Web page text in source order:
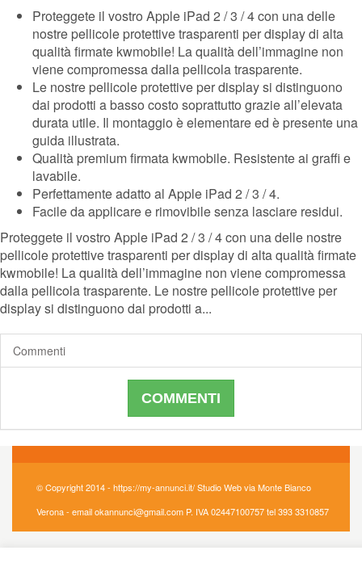
Proteggete il vostro Apple iPad 2 / 3 / 4 con una delle
nostre pellicole protettive trasparenti per display di alta
qualità firmate kwmobile! La qualità dell’immagine non
viene compromessa dalla pellicola trasparente.
Le nostre pellicole protettive per display si distinguono
dai prodotti a basso costo soprattutto grazie all’elevata
durata utile. Il montaggio è elementare ed è presente una
guida illustrata.
Qualità premium firmata kwmobile. Resistente ai graffi e
lavabile.
Perfettamente adatto al Apple iPad 2 / 3 / 4.
Facile da applicare e rimovibile senza lasciare residui.
Proteggete il vostro Apple iPad 2 / 3 / 4 con una delle nostre
pellicole protettive trasparenti per display di alta qualità firmate
kwmobile! La qualità dell’immagine non viene compromessa
dalla pellicola trasparente. Le nostre pellicole protettive per
display si distinguono dai prodotti a...
Commenti
COMMENTI
© Copyright 2014 - https://my-annunci.it/ Studio Web via Monte Bianco
Verona - email okannunci@gmail.com P. IVA 02447100757 tel 393 3310857